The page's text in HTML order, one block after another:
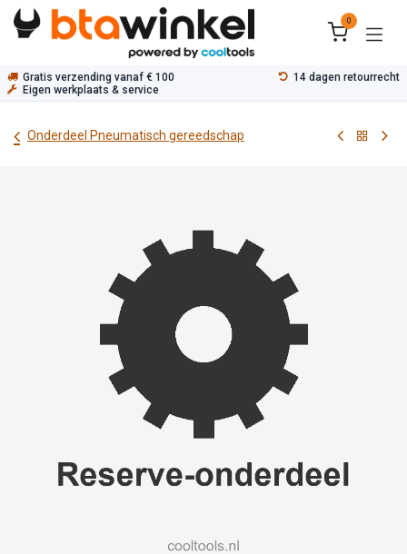
Overslaan naar inhoud
0
Gratis verzending vanaf € 100
14 dagen retourrecht
Eigen werkplaats & service
Onderdeel Pneumatisch gereedschap